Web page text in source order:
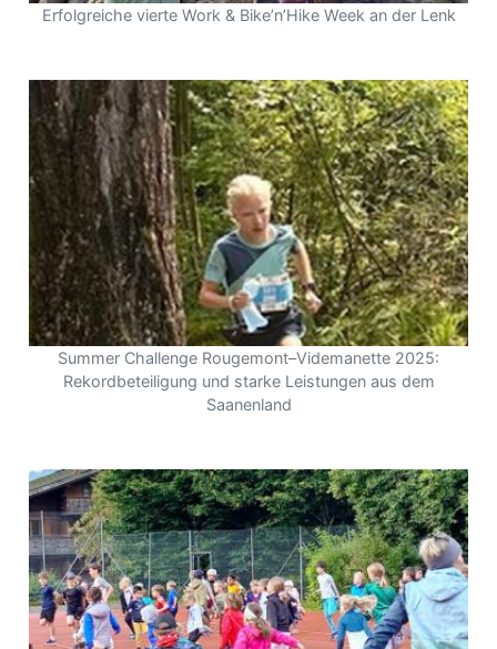
Erfolgreiche vierte Work & Bike’n’Hike Week an der Lenk
Summer Challenge Rougemont–Videmanette 2025:
Rekordbeteiligung und starke Leistungen aus dem
Saanenland